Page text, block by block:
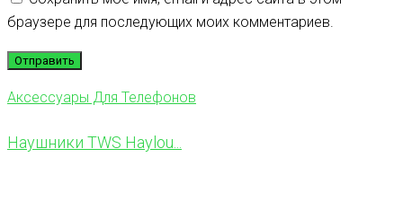
браузере для последующих моих комментариев.
Аксессуары Для Телефонов
Наушники TWS Haylou...